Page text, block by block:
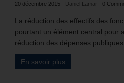
20 décembre 2015 - Daniel Lamar - 0
La réduction des effectifs des
pourtant un élément central pour
réduction des dépenses publiques.
En savoir plus